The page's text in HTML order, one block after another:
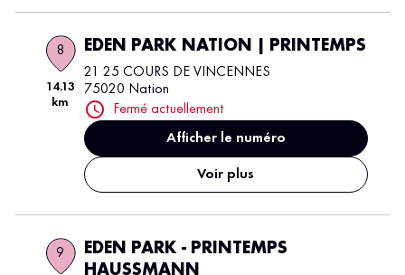
8
14.13
km
EDEN PARK NATION | PRINTEMPS
21 25 COURS DE VINCENNES
75020 Nation
Fermé actuellement
Afficher le numéro
Voir plus
9
EDEN PARK - PRINTEMPS
HAUSSMANN